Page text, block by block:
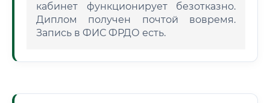
кабинет функционирует безотказно.
Диплом получен почтой вовремя.
Запись в ФИС ФРДО есть.